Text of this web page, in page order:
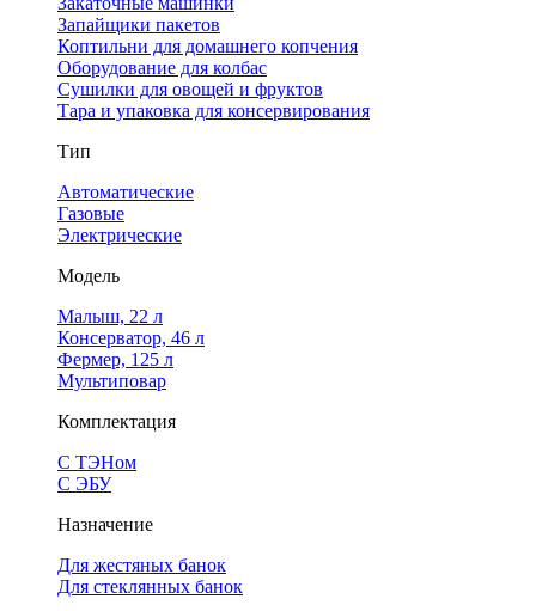
Запайщики пакетов
Коптильни для домашнего копчения
Оборудование для колбас
Сушилки для овощей и фруктов
Тара и упаковка для консервирования
Тип
Автоматические
Газовые
Электрические
Модель
Малыш, 22 л
Консерватор, 46 л
Фермер, 125 л
Мультиповар
Комплектация
С ТЭНом
С ЭБУ
Назначение
Для жестяных банок
Для стеклянных банок